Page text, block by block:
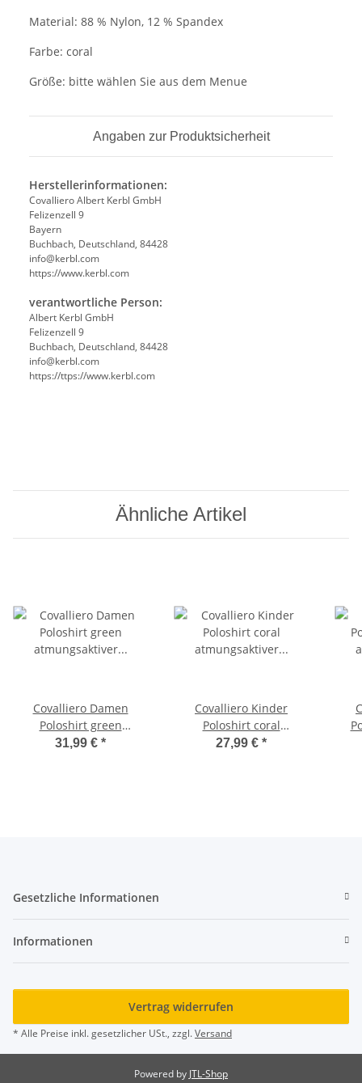
Material: 88 % Nylon, 12 % Spandex
Farbe: coral
Größe: bitte wählen Sie aus dem Menue
Angaben zur Produktsicherheit
Herstellerinformationen:
Covalliero Albert Kerbl GmbH
Felizenzell 9
Bayern
Buchbach, Deutschland, 84428
info@kerbl.com
https://www.kerbl.com
verantwortliche Person:
Albert Kerbl GmbH
Felizenzell 9
Buchbach, Deutschland, 84428
info@kerbl.com
https://ttps://www.kerbl.com
Ähnliche Artikel
Covalliero Damen
Poloshirt green
atmungsaktiver
31,99 € *
Covalliero Kinder
Poloshirt coral
atmungsaktiver
27,99 € *
Gesetzliche Informationen
Informationen
Vertrag widerrufen
* Alle Preise inkl. gesetzlicher USt., zzgl.Versand
Powered by JTL-Shop